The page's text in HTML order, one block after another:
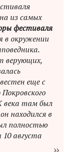
из самых
фестиваля
в окружении
верующих,
еще с
века там был
находился в
полностью
августа